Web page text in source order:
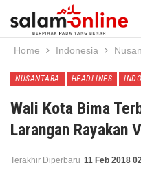
Home Indonesia
NUSANTARA HEADLINES
Wali Kota Bima
Larangan Rayakan
Terakhir Diperbaru 11 Feb 2018